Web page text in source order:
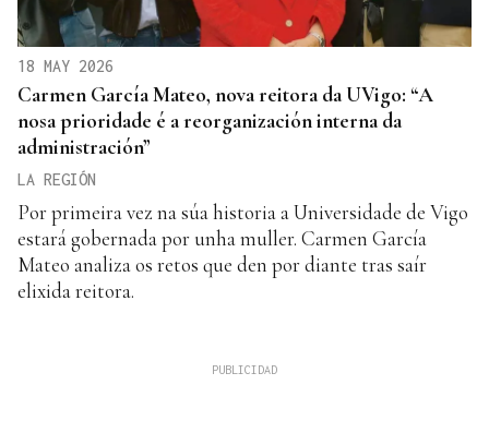
18 MAY 2026
Carmen García Mateo, nova reitora da UVigo: “A
nosa prioridade é a reorganización interna da
administración”
LA REGIÓN
Por primeira vez na súa historia a Universidade de Vigo
estará gobernada por unha muller. Carmen García
Mateo analiza os retos que den por diante tras saír
elixida reitora.